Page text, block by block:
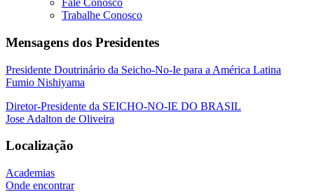
Fale Conosco
Trabalhe Conosco
Mensagens dos Presidentes
Presidente Doutrinário da Seicho-No-Ie para a América Latina
Fumio Nishiyama
Diretor-Presidente da SEICHO-NO-IE DO BRASIL
Jose Adalton de Oliveira
Localização
Academias
Onde encontrar